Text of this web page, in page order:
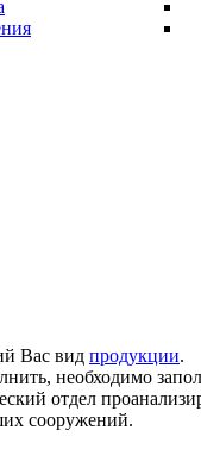
Вас вид продукции.
необходимо
отдел
сооружений.